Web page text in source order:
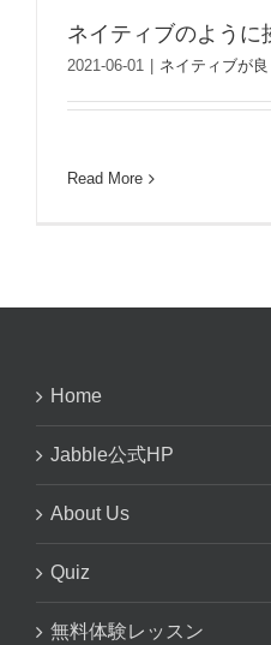
ネイティブのように
2021-06-01 ネイティブが
Read More
Home
Jabble公式HP
About Us
Quiz
無料体験レッスン